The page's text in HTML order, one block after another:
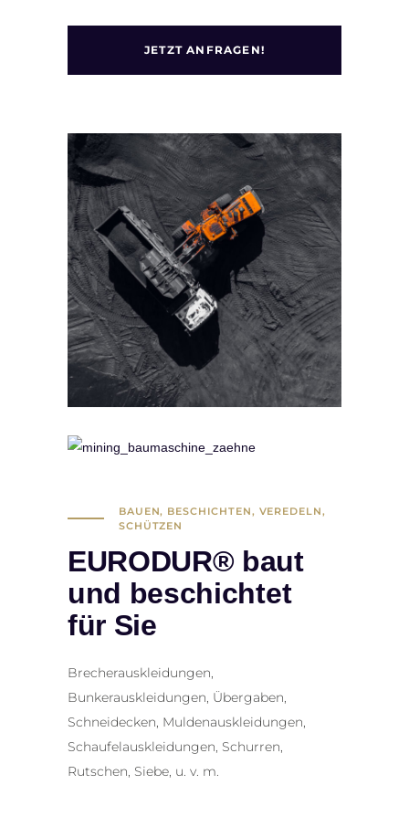
JETZT ANFRAGEN!
BAUEN, BESCHICHTEN, VEREDELN,
SCHÜTZEN
EURODUR® baut
und beschichtet
für Sie
Brecherauskleidungen,
Bunkerauskleidungen, Übergaben,
Schneidecken, Muldenauskleidungen,
Schaufelauskleidungen, Schurren,
Rutschen, Siebe, u. v. m.